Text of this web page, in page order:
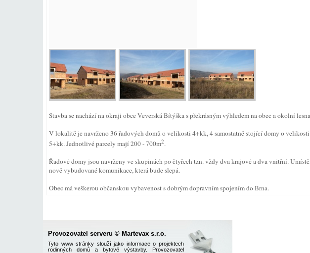
Stavba se nachází na okraji obce Veverská Bítýška s překrásným výhledem na obec a okolní
V lokalitě je navrženo 36 řadových domů o velikosti 4+kk, 4 samostatně stojící domy o
5+kk. Jednotlivé parcely mají 200 - 700m2.
Řadové domy jsou navrženy ve skupinách po čtyřech tzn. vždy dva krajové a dva vnitřní.
nově vybudované komunikace, která bude slepá.
Obec má veškerou občanskou vybavenost s dobrým dopravním spojením do Brna.
Provozovatel serveru © Martevax s.r.o.
Tyto www stránky slouží jako informace o projektech
rodinných domů a bytové výstavby. Provozovatel